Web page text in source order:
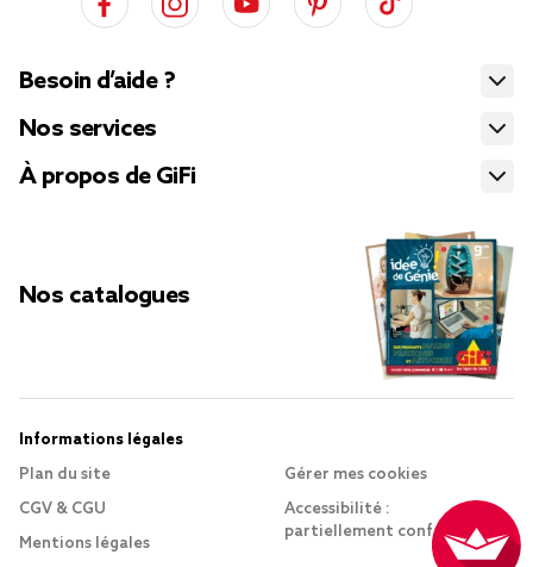
Besoin d’aide ?
Nos services
À propos de GiFi
Nos catalogues
Informations légales
Plan du site
CGV & CGU
Mentions légales
Gérer mes cookies
Accessibilité :
partiellement conforme